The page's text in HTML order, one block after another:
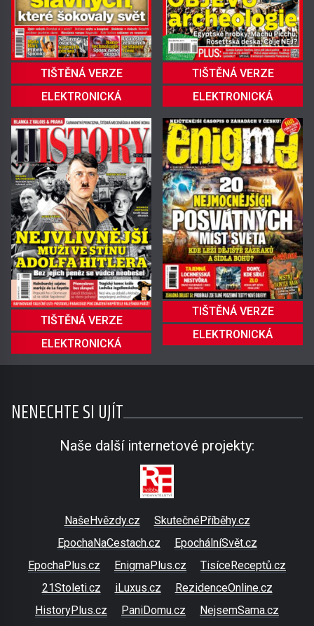
TIŠTĚNÁ VERZE
ELEKTRONICKÁ
TIŠTĚNÁ VERZE
ELEKTRONICKÁ
TIŠTĚNÁ VERZE
ELEKTRONICKÁ
TIŠTĚNÁ VERZE
ELEKTRONICKÁ
NENECHTE SI UJÍT
Naše další internetové projekty:
NašeHvězdy.cz
SkutečnéPříběhy.cz
EpochaNaCestach.cz
EpochálníSvět.cz
EpochaPlus.cz
EnigmaPlus.cz
TisíceReceptů.cz
21Stoleti.cz
iLuxus.cz
RezidenceOnline.cz
HistoryPlus.cz
PaniDomu.cz NejsemSama.cz